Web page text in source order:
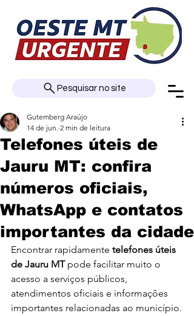
Pesquisar no site
Telefones úteis de
Jauru MT: confira
números oficiais,
WhatsApp e contatos
importantes da cidade
Gutemberg Araújo
14 de jun. 2 min de leitura
Encontrar rapidamente telefones úteis
de Jauru MT pode facilitar muito o
acesso a serviços públicos,
atendimentos oficiais e informações
importantes relacionadas ao município.